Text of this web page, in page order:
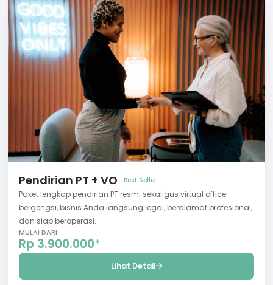
Pendirian PT + VO Best Seller
Paket lengkap pendirian PT resmi sekaligus virtual office
bergengsi, bisnis Anda langsung legal, beralamat profesional,
dan siap beroperasi.
MULAI DARI
Rp 3.900.000*
Lihat Detail